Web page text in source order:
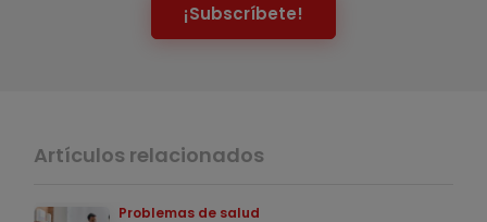
¡Subscríbete!
Artículos relacionados
Problemas de salud